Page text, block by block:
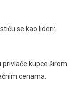
se kao lideri:
kupce širom
cenama.